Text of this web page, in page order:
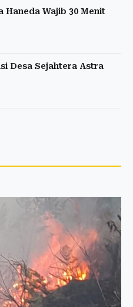
Haneda Wajib 30 Menit
Desa Sejahtera Astra